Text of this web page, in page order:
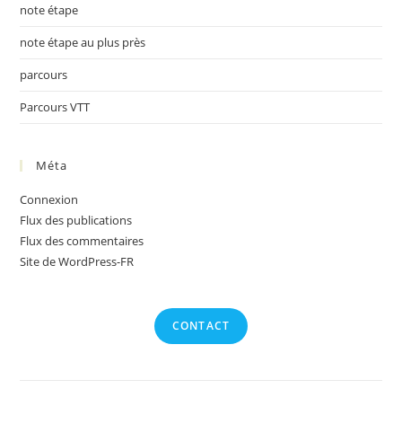
note étape
note étape au plus près
parcours
Parcours VTT
Méta
Connexion
Flux des publications
Flux des commentaires
Site de WordPress-FR
CONTACT